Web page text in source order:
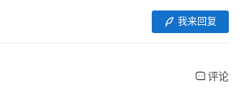
我来回复
评论